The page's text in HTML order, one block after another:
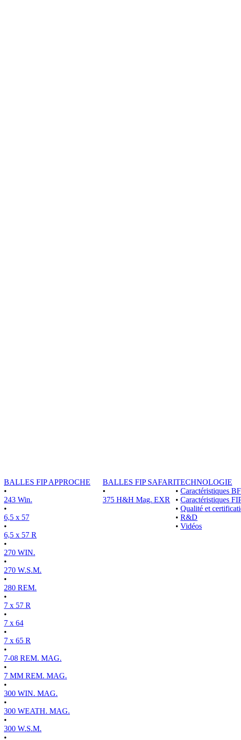
BALLES FIP APPROCHE
•
243 Win.
•
6,5 x 57
•
6,5 x 57 R
•
270 WIN.
•
270 W.S.M.
•
280 REM.
•
7 x 57 R
•
7 x 64
•
7 x 65 R
•
7-08 REM. MAG.
•
7 MM REM. MAG.
•
300 WIN. MAG.
•
300 WEATH. MAG.
•
300 W.S.M.
•
BALLES FIP SAFARI
•
375 H&H Mag. EXR
TECHNOLOGIE
• Caractéristiques
• Caractéristiques
• Qualité et
• R&D
• Vidéos